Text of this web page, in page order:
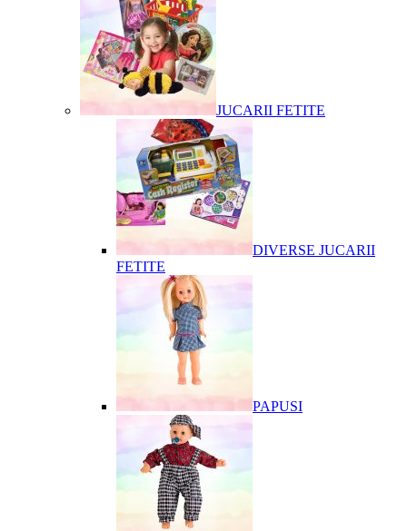
JUCARII FETITE
DIVERSE JUCARII
FETITE
PAPUSI